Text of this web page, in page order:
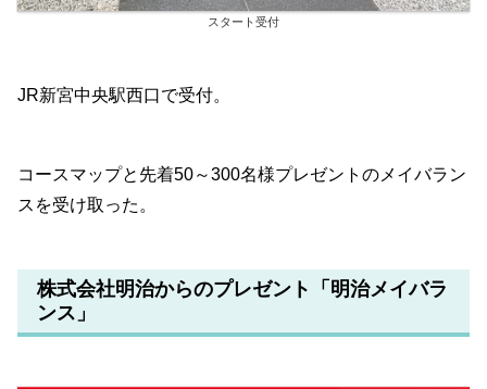
スタート受付
JR新宮中央駅西口で受付。
コースマップと先着50～300名様プレゼントのメイバラン
スを受け取った。
株式会社明治からのプレゼント「明治メイバラ
ンス」